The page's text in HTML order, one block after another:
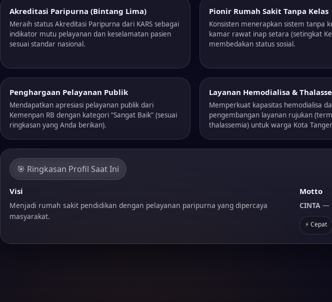
Akreditasi Paripurna (Bintang Lima)
Meraih status Akreditasi Paripurna dari KARS sebagai
indikator mutu pelayanan dan keselamatan pasien
sesuai standar nasional.
Pionir Rumah Sakit Tanpa Kelas
Konsisten menerapkan sistem tanpa
kamar rawat inap setara (setingkat
membedakan status sosial.
Penghargaan Pelayanan Publik
Mendapatkan apresiasi pelayanan publik dari
Kemenpan RB dengan kategori “Sangat Baik” (sesuai
ringkasan yang Anda berikan).
Layanan Hemodialisa &
Memperkuat kapasitas hemodialisa
pengembangan layanan rujukan
thalassemia) untuk warga Kota
🎯 Ringkasan Profil Saat Ini
Visi
Menjadi rumah sakit pendidikan dengan pelayanan paripurna yang dipercaya
masyarakat.
Motto
CINTA —
⚡ Cepat